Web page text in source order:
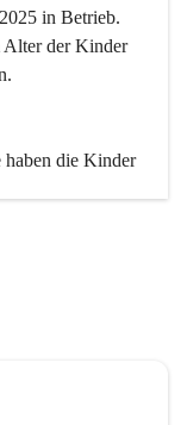
in Betrieb.
Alter der Kinder
die Kinder
und die